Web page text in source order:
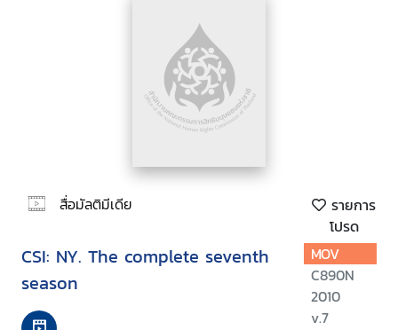
สื่อมัลติมีเดีย
รายการ
โปรด
CSI: NY. The complete seventh
season
MOV
C890N
2010
v.7